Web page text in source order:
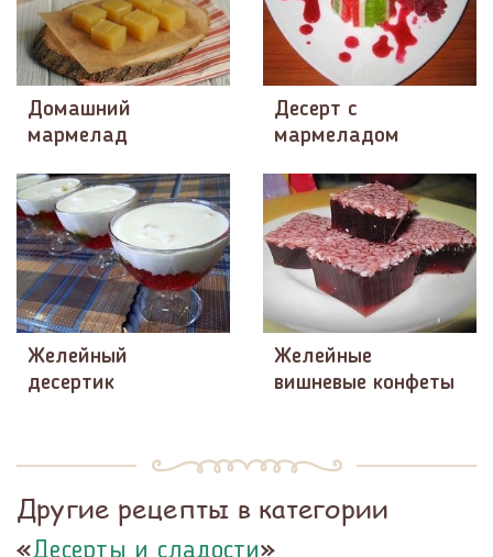
Домашний
мармелад
Десерт с
мармеладом
Желейный
десертик
Желейные
вишневые конфеты
Другие рецепты в категории
«
»